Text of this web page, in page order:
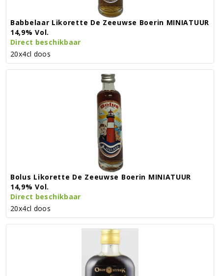
Babbelaar Likorette De Zeeuwse Boerin MINIATUUR
14,9% Vol.
Direct beschikbaar
20x4cl doos
Bolus Likorette De Zeeuwse Boerin MINIATUUR
14,9% Vol.
Direct beschikbaar
20x4cl doos